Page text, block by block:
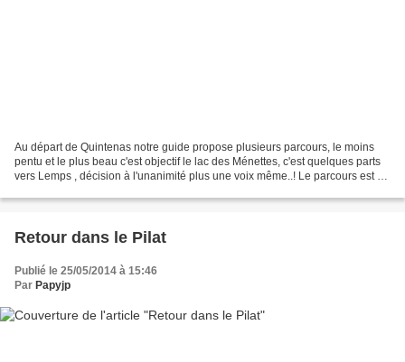
Au départ de Quintenas notre guide propose plusieurs parcours, le moins
pentu et le plus beau c'est objectif le lac des Ménettes, c'est quelques parts
vers Lemps , décision à l'unanimité plus une voix même..! Le parcours est un
Retour dans le Pilat
Publié le 25/05/2014 à 15:46
Par Papyjp